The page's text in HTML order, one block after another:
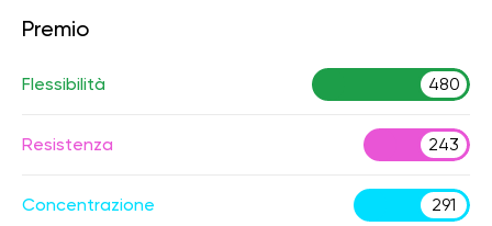
Premio
Flessibilità 480
Resistenza 243
Concentrazione 291